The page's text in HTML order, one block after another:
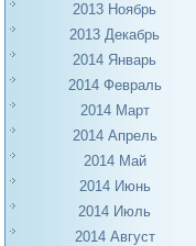
2013 Ноябрь
2013 Декабрь
2014 Январь
2014 Февраль
2014 Март
2014 Апрель
2014 Май
2014 Июнь
2014 Июль
2014 Август